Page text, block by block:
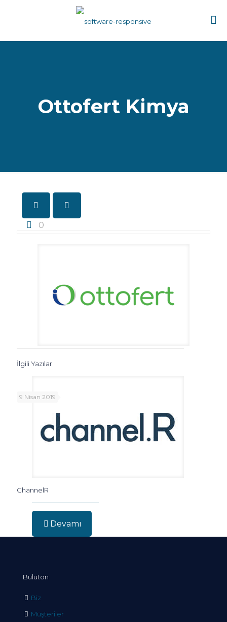
Ottofert Kimya
0
İlgili Yazılar
9 Nisan 2019
ChannelR
Devamı
Buluton
Biz
Müşteriler